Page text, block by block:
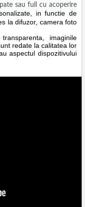
sau full cu acoperire
in functie de
la difuzor, camera foto
imaginile
redate la calitatea lor
aspectul dispozitivului